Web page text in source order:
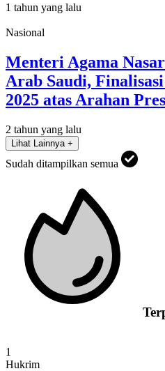
1 tahun yang lalu
Nasional
Menteri Agama
Arab Saudi,
2025 atas Arahan
2 tahun yang lalu
Lihat Lainnya +
Sudah ditampilkan semua
1
Hukrim